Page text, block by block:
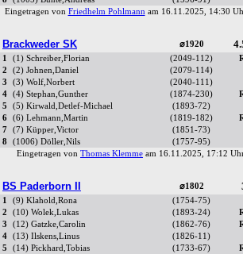
Eingetragen von Friedhelm Pohlmannam 16.11.2025, 14:30
Brackweder SK ⌀1920
1 (1) Schreiber,Florian (2049-112)
2
(2) Johnen,Daniel
(2079-114)
3
(3) Wolf,Norbert
(2040-111)
4
(4) Stephan,Gunther (1874-230)
5
(5) Kirwald,Detlef-Michael
(1893-72)
6
(6) Lehmann,Martin (1819-182)
7
(7) Küpper,Victor
(1851-73)
8
(1006) Döller,Nils
(1757-95)
Eingetragen von Thomas Klemme am 16.11.2025, 17:12
BS Paderborn II ⌀1802
1 (9) Klahold,Rona
(1754-75)
2
(10) Wolek,Lukas (1893-24)
3
(12) Gatzke,Carolin (1862-76)
4
(13) Ilskens,Linus
(1826-11)
5
(14) Pickhard,Tobias (1733-67)